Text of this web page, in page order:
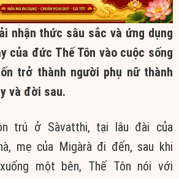
nhận thức sâu sắc và ứng dụng
của đức Thế Tôn vào cuộc sống
trở thành người phụ nữ thành
và đời sau.
trú ở Sàvatthi, tại lâu đài của
mẹ của Migàrà đi đến, sau khi
một bên, Thế Tôn nói với